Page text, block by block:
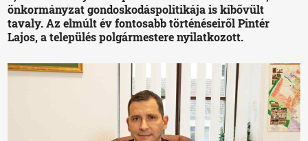
önkormányzat gondoskodáspolitikája is kibővült
tavaly. Az elmúlt év fontosabb történéseiről Pintér
Lajos, a település polgármestere nyilatkozott.